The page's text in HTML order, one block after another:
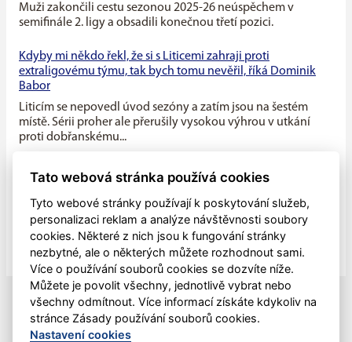
Muži zakončili cestu sezonou 2025-26 neúspěchem v
semifinále 2. ligy a obsadili konečnou třetí pozici.
Kdyby mi někdo řekl, že si s Liticemi zahraji proti
extraligovému týmu, tak bych tomu nevěřil, říká Dominik
Babor
Liticím se nepovedl úvod sezóny a zatím jsou na šestém
místě. Sérii proher ale přerušily vysokou výhrou v utkání
proti dobřanskému...
Máme v týmu ideální kombinaci dravého mládí a zkušenosti
starších hráčů, říká kapitán Litic Zdeněk Slanec
Litice v minulé sezóně soupeřily o první místo v základní
části, nakonec se umístily na druhé pozici, po play off jim
patřila...
Tato webová stránka používá cookies
Tyto webové stránky používají k poskytování služeb,
personalizaci reklam a analýze návštěvnosti soubory
cookies. Některé z nich jsou k fungování stránky
nezbytné, ale o některých můžete rozhodnout sami.
Více o používání souborů cookies se dozvíte níže.
Můžete je povolit všechny, jednotlivě vybrat nebo
všechny odmítnout. Více informací získáte kdykoliv na
stránce Zásady používání souborů cookies.
Nastavení cookies